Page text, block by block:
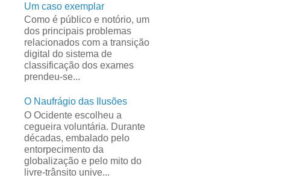
Um caso exemplar
Como é público e notório, um
dos principais problemas
relacionados com a transição
digital do sistema de
classificação dos exames
prendeu-se...
O Naufrágio das Ilusões
O Ocidente escolheu a
cegueira voluntária. Durante
décadas, embalado pelo
entorpecimento da
globalização e pelo mito do
livre-trânsito unive...